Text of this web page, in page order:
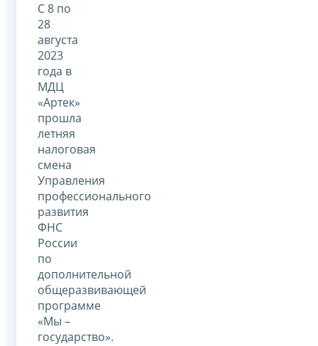
С 8 по
28
августа
2023
года в
МДЦ
«Артек»
прошла
летняя
налоговая
смена
Управления
профессионального
развития
ФНС
России
по
дополнительной
общеразвивающей
программе
«Мы –
государство».